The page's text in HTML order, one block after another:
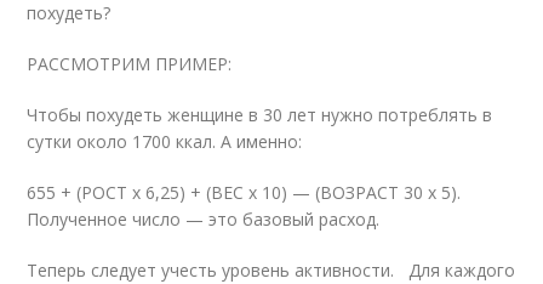
похудеть?
РАССМОТРИМ ПРИМЕР:
Чтобы похудеть женщине в 30 лет нужно потреблять в
сутки около 1700 ккал. А именно:
655 + (РОСТ х 6,25) + (ВЕС х 10) — (ВОЗРАСТ 30 х 5).
Полученное число — это базовый расход.
Теперь следует учесть уровень активности. Для каждого